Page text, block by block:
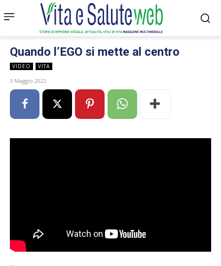
Quando l’EGO si mette al centro
VIDEO VITA
3 Maggio 2022